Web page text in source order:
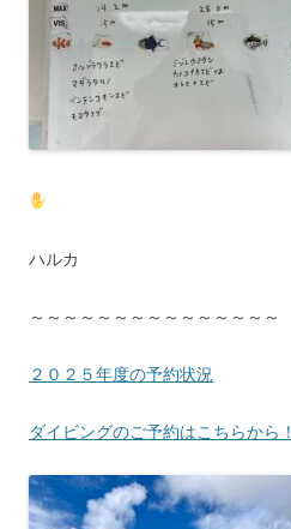
ハルカ
～～～～～～～～～～～～～～～
２０２５年度の予約状況
ダイビングのご予約はこちらから！